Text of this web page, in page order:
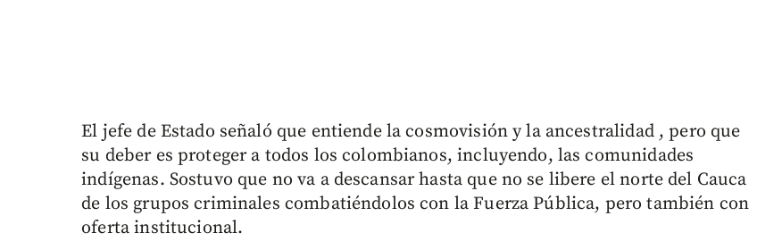
El jefe de Estado señaló que entiende la cosmovisión y la ancestralidad , pero que
su deber es proteger a todos los colombianos, incluyendo, las comunidades
indígenas. Sostuvo que no va a descansar hasta que no se libere el norte del Cauca
de los grupos criminales combatiéndolos con la Fuerza Pública, pero también con
oferta institucional.